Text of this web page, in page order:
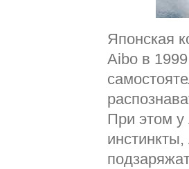
Японская
Aibo в
При этом у